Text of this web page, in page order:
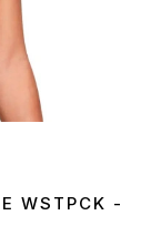
WSTPCK -